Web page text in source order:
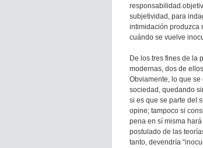
subjetividad, para
intimidación produzca
cuándo se vuelve
De los tres fines de la
modernas, dos de
Obviamente, lo que
sociedad, quedando
si es que se parte del
opine; tampoco si
pena en sí misma
postulado de las
tanto, devendría